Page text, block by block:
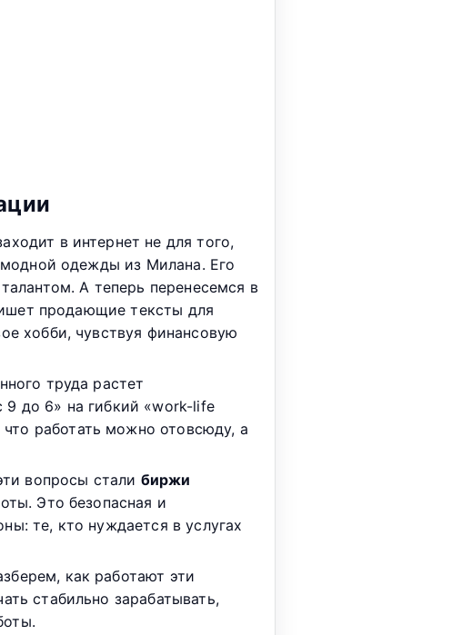
в интернет не для того,
модной одежды из Милана. Его
А теперь перенесемся в
продающие тексты для
хобби, чувствуя финансовую
труда растет
9 до 6» на гибкий «work-life
работать можно отовсюду, а
вопросы стали биржи
Это безопасная и
те, кто нуждается в услугах
как работают эти
стабильно зарабатывать,